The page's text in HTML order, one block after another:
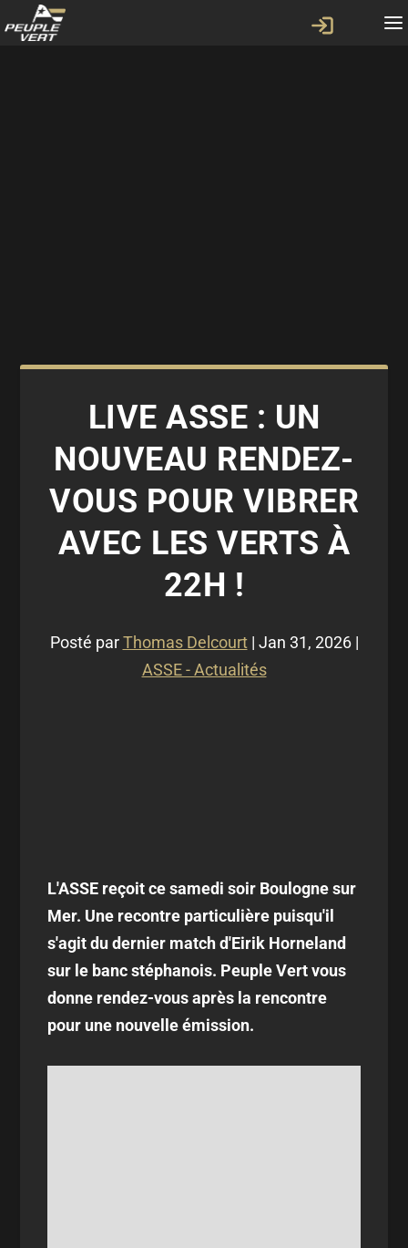
LIVE ASSE : UN
NOUVEAU RENDEZ-
VOUS POUR VIBRER
AVEC LES VERTS À
22H !
Posté parThomas Delcourt| Jan 31, 2026|
ASSE - Actualités
L'ASSE reçoit ce samedi soir Boulogne sur
Mer. Une recontre particulière puisqu'il
s'agit du dernier match d'Eirik Horneland
sur le banc stéphanois. Peuple Vert vous
donne rendez-vous après la rencontre
pour une nouvelle émission.